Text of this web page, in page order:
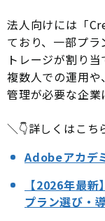
法人向けには「
ており、一部プ
トレージが割り
複数人での運用
管理が必要な企業
＼👇詳しくはこち
Adobeアカデ
【2026年最
プラン選び・